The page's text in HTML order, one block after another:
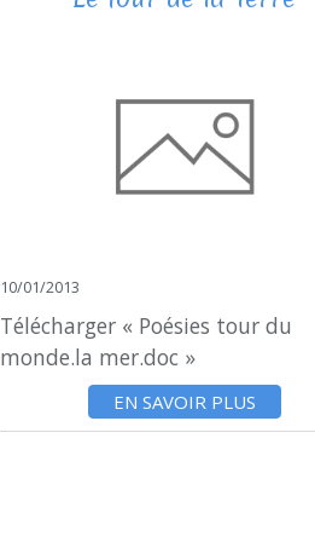
10/01/2013
Télécharger « Poésies tour du
monde.la mer.doc »
EN SAVOIR PLUS